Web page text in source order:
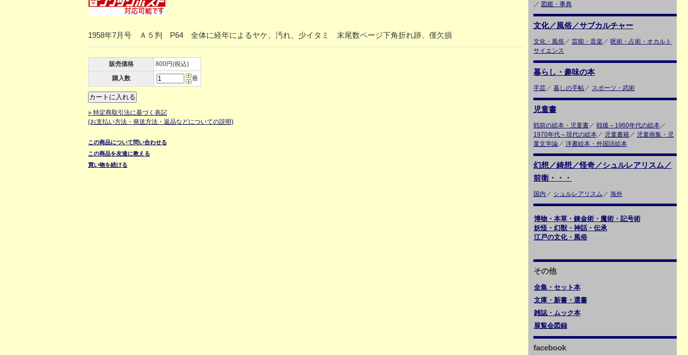
1958年7月号 Ａ５判 P64 全体に経年によるヤケ、汚れ、少イタミ 末尾数ページ下角折れ跡、僅欠損
販売価格
800円(税込)
購入数
冊
» 特定商取引法に基づく表記
(お支払い方法・発送方法・返品などについての説明)
この商品について問い合わせる
この商品を友達に教える
買い物を続ける
／ 図鑑・事典
文化／風俗／サブカルチャー
文化・風俗／ 芸能・音楽 ／ 呪術・占術・オカルト
サイエンス
暮らし・趣味の本
手芸／ 暮しの手帖／ スポーツ・武術
児童書
戦前の絵本・児童書／ 戦後～1960年代の絵本／
1970年代～現代の絵本／ 児童書籍／ 児童画集・児
童文学論／ 洋書絵本・外国語絵本
幻想／綺想／怪奇／シュルレアリスム／
前衛・・・
国内 ／ シュルレアリスム ／ 海外
博物・本草・錬金術・魔術・記号術
妖怪・幻獣・神話・伝承
江戸の文化・風俗
その他
全集・セット本
文庫・新書・選書
雑誌・ムック本
展覧会図録
facebook